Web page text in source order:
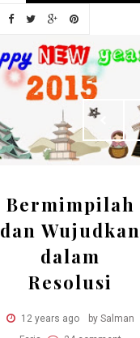
Bermimpilah
dan Wujudkan
dalam
Resolusi
12 years ago
by Salman